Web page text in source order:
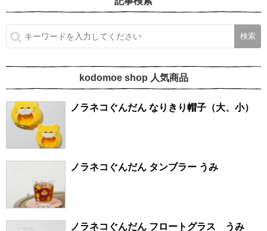
kodomoe shop 人気商品
ノラネコぐんだん なりきり帽子（大、小）
ノラネコぐんだん タンブラー うみ
ノラネコぐんだん フロートグラス うみ